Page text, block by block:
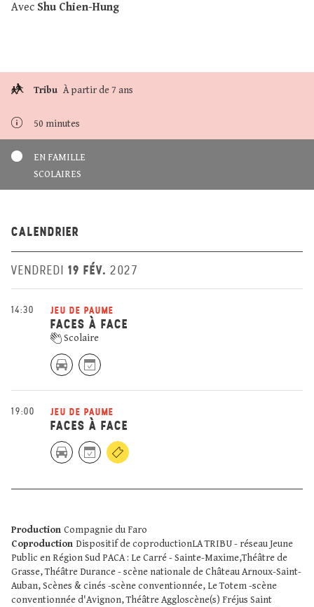
Avec Shu Chien-Hung
Tribu À partir de 7 ans
50 minutes
EN FAMILLE
SCOLAIRES
CALENDRIER
VENDREDI 19 FÉV. 2027
14:30 JEU DE PAUME
FACES À FACE
Scolaire
19:00 JEU DE PAUME
FACES À FACE
Production Compagnie du Faro
Coproduction Dispositif de coproductionLA TRIBU - réseau Jeune
Public en Région Sud PACA : Le Carré - Sainte-Maxime,Théâtre de
Grasse, Théâtre Durance - scène nationale de Château Arnoux-Saint-
Auban, Scènes & cinés -scène conventionnée, Le Totem -scène
conventionnée d'Avignon, Théâtre Aggloscène(s) Fréjus Saint